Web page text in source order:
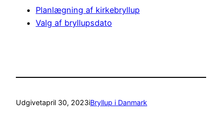
Planlægning af kirkebryllup
Valg af bryllupsdato
Udgivetapril 30, 2023iBryllup i Danmark